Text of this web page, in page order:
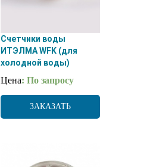
Счетчики воды
ИТЭЛМА WFK (для
холодной воды)
Цена: По запросу
ЗАКАЗАТЬ